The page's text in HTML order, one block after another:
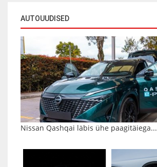
AUTOUUDISED
Nissan Qashqai läbis ühe paagitäiega...